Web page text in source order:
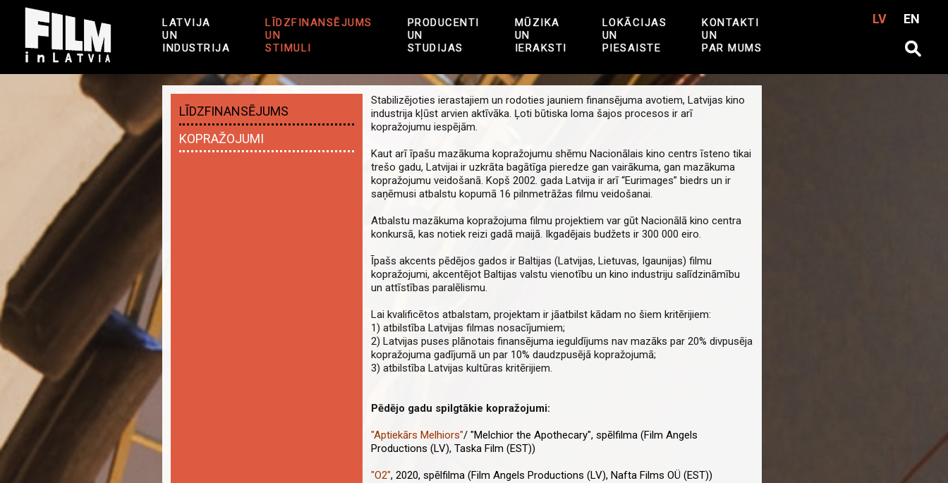
LATVIJA
UN
INDUSTRIJA
LĪDZFINANSĒJUMS
UN
STIMULI
PRODUCENTI
UN
STUDIJAS
MŪZIKA
UN
IERAKSTI
LOKĀCIJAS
UN
PIESAISTE
KONTAKTI
UN
PAR MUMS
LV EN
LĪDZFINANSĒJUMS
KOPRAŽOJUMI
Stabilizējoties ierastajiem un rodoties jauniem finansējuma avotiem, Latvijas kino
industrija kļūst arvien aktīvāka. Ļoti būtiska loma šajos procesos ir arī
kopražojumu iespējām.
Kaut arī īpašu mazākuma kopražojumu shēmu Nacionālais kino centrs īsteno tikai
trešo gadu, Latvijai ir uzkrāta bagātīga pieredze gan vairākuma, gan mazākuma
kopražojumu veidošanā. Kopš 2002. gada Latvija ir arī “Eurimages” biedrs un ir
saņēmusi atbalstu kopumā 16 pilnmetrāžas filmu veidošanai.
Atbalstu mazākuma kopražojuma filmu projektiem var gūt Nacionālā kino centra
konkursā, kas notiek reizi gadā maijā. Ikgadējais budžets ir 300 000 eiro.
Īpašs akcents pēdējos gados ir Baltijas (Latvijas, Lietuvas, Igaunijas) filmu
kopražojumi, akcentējot Baltijas valstu vienotību un kino industriju salīdzināmību
un attīstības paralēlismu.
Lai kvalificētos atbalstam, projektam ir jāatbilst kādam no šiem kritērijiem:
1) atbilstība Latvijas filmas nosacījumiem;
2) Latvijas puses plānotais finansējuma ieguldījums nav mazāks par 20% divpusēja
kopražojuma gadījumā un par 10% daudzpusējā kopražojumā;
3) atbilstība Latvijas kultūras kritērijiem.
Pēdējo gadu spilgtākie kopražojumi:
"Aptiekārs Melhiors"/ "Melchior the Apothecary", spēlfilma (Film Angels
Productions (LV), Taska Film (EST))
"O2", 2020, spēlfilma (Film Angels Productions (LV), Nafta Films OÜ (EST))